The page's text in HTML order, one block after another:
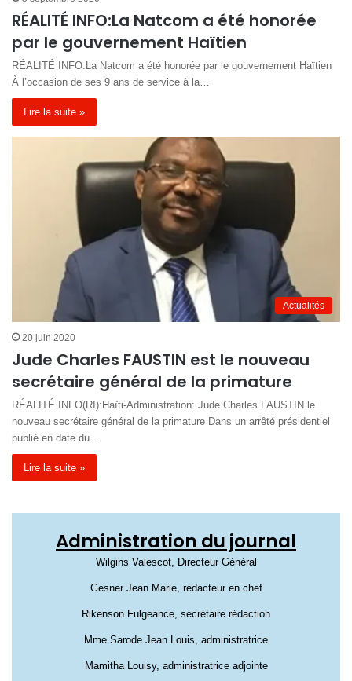
RÉALITÉ INFO:La Natcom a été honorée
par le gouvernement Haïtien
RÉALITÉ INFO:La Natcom a été honorée par le gouvernement Haïtien
À l’occasion de ses 9 ans de service à la…
Lire la suite »
Actualités
20 juin 2020
Jude Charles FAUSTIN est le nouveau
secrétaire général de la primature
RÉALITÉ INFO(RI):Haïti-Administration: Jude Charles FAUSTIN le
nouveau secrétaire général de la primature Dans un arrêté présidentiel
publié en date du…
Lire la suite »
Administration du journal
Wilgins Valescot, Directeur Général
Gesner Jean Marie, rédacteur en chef
Rikenson Fulgeance, secrétaire rédaction
Mme Sarode Jean Louis, administratrice
Mamitha Louisy, administratrice adjointe